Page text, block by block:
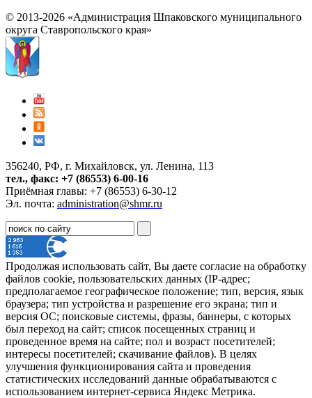
© 2013-2026 «Администрация Шпаковского муниципального
округа Ставропольского края»
356240, РФ, г. Михайловск, ул. Ленина, 113
тел., факс: +7 (86553) 6-00-16
Приёмная главы: +7 (86553) 6-30-12
Эл. почта: administration@shmr.ru
Продолжая использовать сайт, Вы даете согласие на обработку
файлов cookie, пользовательских данных (IP-адрес;
предполагаемое географическое положение; тип, версия, язык
браузера; тип устройства и разрешение его экрана; тип и
версия ОС; поисковые системы, фразы, баннеры, с которых
был переход на сайт; список посещенных страниц и
проведенное время на сайте; пол и возраст посетителей;
интересы посетителей; скачивание файлов). В целях
улучшения функционирования сайта и проведения
статистических исследований данные обрабатываются с
использованием интернет-сервиса Яндекс Метрика.